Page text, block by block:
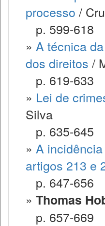
processo /
p. 599-618
» A técnica
dos direitos /
p. 619-633
» Lei de
Silva
p. 635-645
» A
artigos 213 e
p. 647-656
» Thomas
p. 657-669